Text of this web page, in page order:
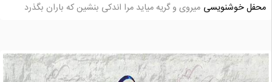
محفل خوشنویسی میروی و گریه میاید مرا اندکی بنشین که باران بگذرد